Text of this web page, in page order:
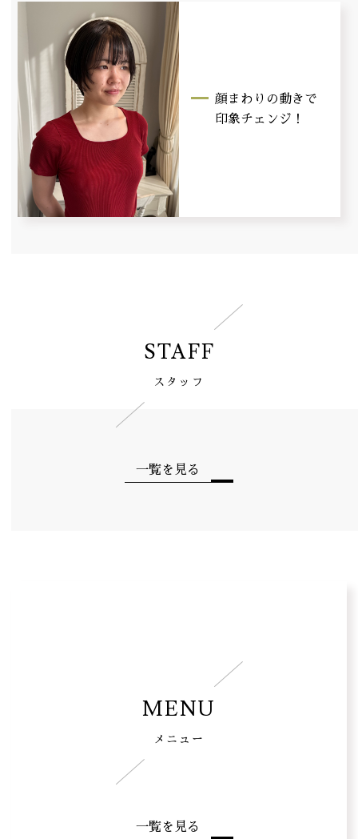
顔まわりの動きで
印象チェンジ！
STAFF
スタッフ
一覧を見る
MENU
メニュー
一覧を見る